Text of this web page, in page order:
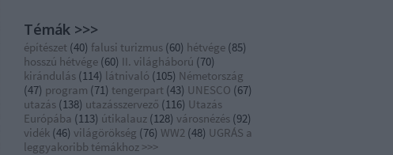
Témák >>>
építészet (40) falusi turizmus (60) hétvége (85)
hosszú hétvége (60) II. világháború (70)
kirándulás (114) látnivaló (105) Németország
(47) program (71) tengerpart (43) UNESCO (67)
utazás (138) utazásszervező (116) Utazás
Európába (113) útikalauz (128) városnézés (92)
vidék (46) világörökség (76) WW2 (48) UGRÁS a
leggyakoribb témákhoz >>>